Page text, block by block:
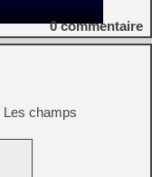
0commentaire
Les champs